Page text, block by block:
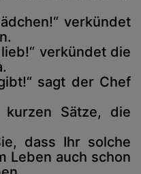
verkündet
verkündet die
sagt der Chef
Sätze, die
dass Ihr solche
Leben auch schon